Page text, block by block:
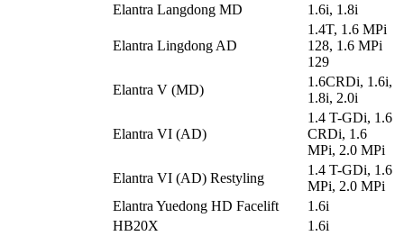
Elantra Langdong MD
1.6i, 1.8i
Elantra Lingdong AD
1.4T, 1.6 MPi
128, 1.6 MPi
129
Elantra V (MD)
1.6CRDi, 1.6i,
1.8i, 2.0i
Elantra VI (AD)
1.4 T-GDi, 1.6
CRDi, 1.6
MPi, 2.0 MPi
Elantra VI (AD) Restyling
1.4 T-GDi, 1.6
MPi, 2.0 MPi
Elantra Yuedong HD Facelift
1.6i
HB20X
1.6i